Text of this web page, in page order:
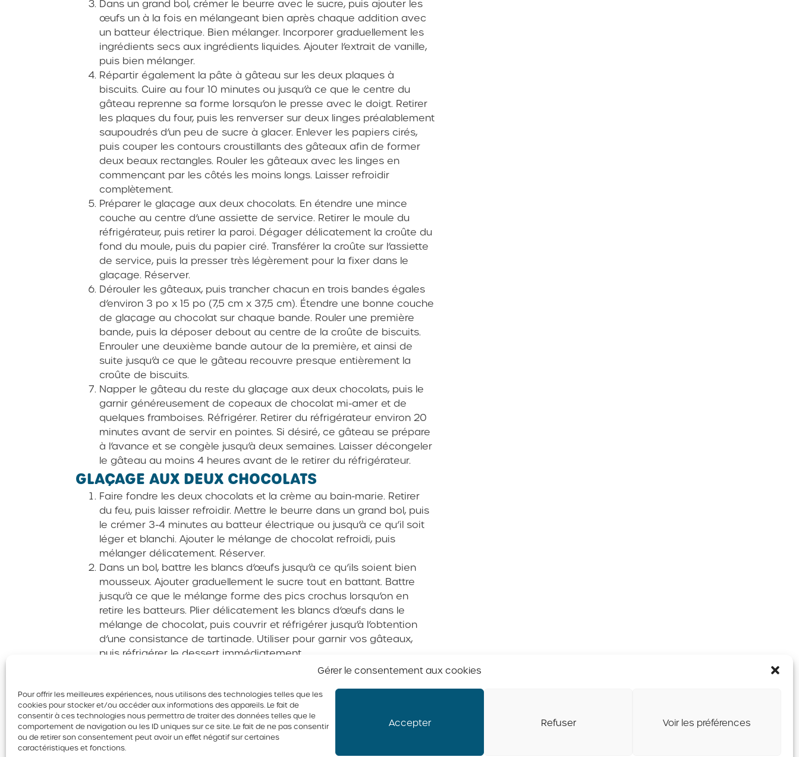
Gérer le consentement aux cookies
Pour offrir les meilleures expériences, nous utilisons des technologies telles que les
cookies pour stocker et/ou accéder aux informations des appareils. Le fait de
consentir à ces technologies nous permettra de traiter des données telles que le
comportement de navigation ou les ID uniques sur ce site. Le fait de ne pas consentir
ou de retirer son consentement peut avoir un effet négatif sur certaines
caractéristiques et fonctions.
Accepter Refuser Voir les préférences
Dans un grand bol, crémer le beurre avec le sucre, puis ajouter les
œufs un à la fois en mélangeant bien après chaque addition avec
un batteur électrique. Bien mélanger. Incorporer graduellement les
ingrédients secs aux ingrédients liquides. Ajouter l’extrait de vanille,
puis bien mélanger.
Répartir également la pâte à gâteau sur les deux plaques à
biscuits. Cuire au four 10 minutes ou jusqu’à ce que le centre du
gâteau reprenne sa forme lorsqu’on le presse avec le doigt. Retirer
les plaques du four, puis les renverser sur deux linges préalablement
saupoudrés d’un peu de sucre à glacer. Enlever les papiers cirés,
puis couper les contours croustillants des gâteaux afin de former
deux beaux rectangles. Rouler les gâteaux avec les linges en
commençant par les côtés les moins longs. Laisser refroidir
complètement.
Préparer le glaçage aux deux chocolats. En étendre une mince
couche au centre d’une assiette de service. Retirer le moule du
réfrigérateur, puis retirer la paroi. Dégager délicatement la croûte du
fond du moule, puis du papier ciré. Transférer la croûte sur l’assiette
de service, puis la presser très légèrement pour la fixer dans le
glaçage. Réserver.
Dérouler les gâteaux, puis trancher chacun en trois bandes égales
d’environ 3 po x 15 po (7,5 cm x 37,5 cm). Étendre une bonne couche
de glaçage au chocolat sur chaque bande. Rouler une première
bande, puis la déposer debout au centre de la croûte de biscuits.
Enrouler une deuxième bande autour de la première, et ainsi de
suite jusqu’à ce que le gâteau recouvre presque entièrement la
croûte de biscuits.
Napper le gâteau du reste du glaçage aux deux chocolats, puis le
garnir généreusement de copeaux de chocolat mi-amer et de
quelques framboises. Réfrigérer. Retirer du réfrigérateur environ 20
minutes avant de servir en pointes. Si désiré, ce gâteau se prépare
à l’avance et se congèle jusqu’à deux semaines. Laisser décongeler
le gâteau au moins 4 heures avant de le retirer du réfrigérateur.
GLAÇAGE AUX DEUX CHOCOLATS
Faire fondre les deux chocolats et la crème au bain-marie. Retirer
du feu, puis laisser refroidir. Mettre le beurre dans un grand bol, puis
le crémer 3-4 minutes au batteur électrique ou jusqu’à ce qu’il soit
léger et blanchi. Ajouter le mélange de chocolat refroidi, puis
mélanger délicatement. Réserver.
Dans un bol, battre les blancs d’œufs jusqu’à ce qu’ils soient bien
mousseux. Ajouter graduellement le sucre tout en battant. Battre
jusqu’à ce que le mélange forme des pics crochus lorsqu’on en
retire les batteurs. Plier délicatement les blancs d’œufs dans le
mélange de chocolat, puis couvrir et réfrigérer jusqu’à l’obtention
d’une consistance de tartinade. Utiliser pour garnir vos gâteaux,
puis réfrigérer le dessert immédiatement.
Retour